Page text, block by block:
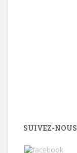
SUIVEZ-NOUS